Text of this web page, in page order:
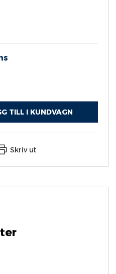
TILL I KUNDVAGN
Skriv ut